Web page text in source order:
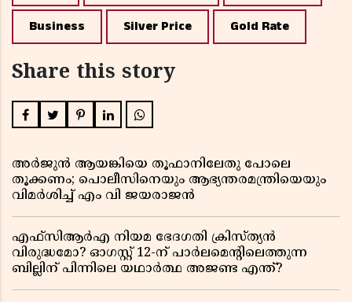
Business Silver Price Gold Rate
Share this story
അർജുൻ ആയങ്കിയെ തൂഫാനിലേതു പോലെ
തൂക്കണം; പൊലീസിനെയും ആഭ്യന്തരമന്ത്രിയെയും
വിമർശിച്ച് എം വി ജയരാജൻ
എഫ്സിആർഎ നിയമ ഭേദഗതി ക്രിസ്ത്യൻ
വിരുദ്ധമോ? ഓഗസ്റ്റ് 12-ന് പാർലമെന്റിലെത്തുന്ന
ബില്ലിന് പിന്നിലെ യഥാർത്ഥ അജണ്ട എന്ത്?